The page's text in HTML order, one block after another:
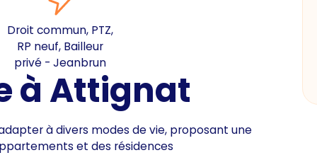
Droit commun, PTZ,
RP neuf, Bailleur
privé - Jeanbrun
à Attignat
à divers modes de vie, proposant une
et des résidences